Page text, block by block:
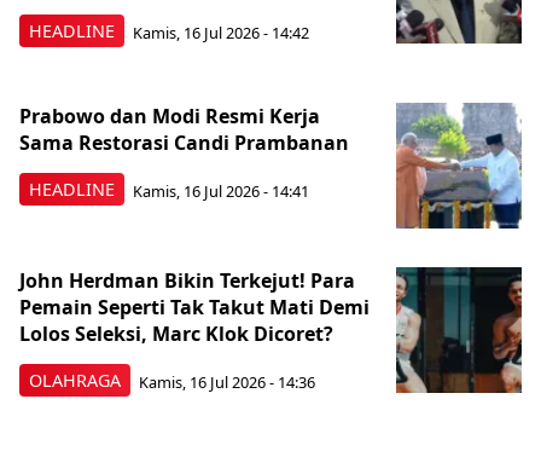
HEADLINE Kamis, 16 Jul 2026 - 14:42
HEADLINE
Prabowo dan Modi Resmi Kerja
Sama Restorasi Candi Prambanan
Kamis, 16 Jul 2026 - 14:41
OLAHRAGA
John Herdman Bikin Terkejut! Para
Pemain Seperti Tak Takut Mati Demi
Lolos Seleksi, Marc Klok Dicoret?
Kamis, 16 Jul 2026 - 14:36